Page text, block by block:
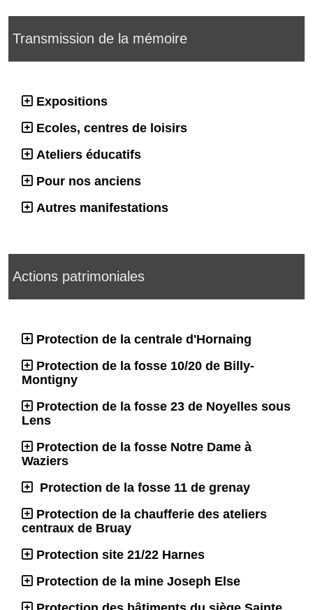
Transmission de la mémoire
Expositions
Ecoles, centres de loisirs
Ateliers éducatifs
Pour nos anciens
Autres manifestations
Actions patrimoniales
Protection de la centrale d'Hornaing
Protection de la fosse 10/20 de Billy-
Montigny
Protection de la fosse 23 de Noyelles sous
Lens
Protection de la fosse Notre Dame à
Waziers
Protection de la fosse 11 de grenay
Protection de la chaufferie des ateliers
centraux de Bruay
Protection site 21/22 Harnes
Protection de la mine Joseph Else